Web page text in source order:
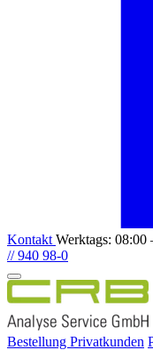
Kontakt Werktags: 08:00
// 940 98-0
Bestellung Privatkunden